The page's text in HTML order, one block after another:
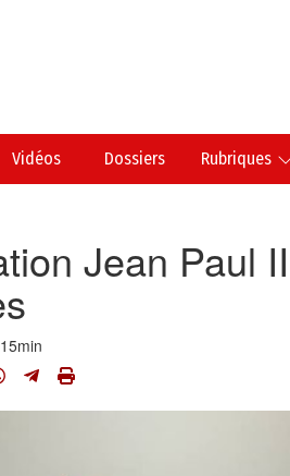
Vidéos Dossiers Rubriques
Jean Paul